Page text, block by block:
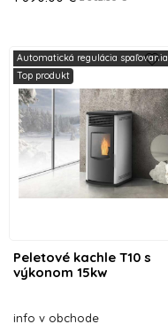
Peletové kachle T10 s
výkonom 15kw
Automatická regulácia spaľovania
Top produkt
info v obchode